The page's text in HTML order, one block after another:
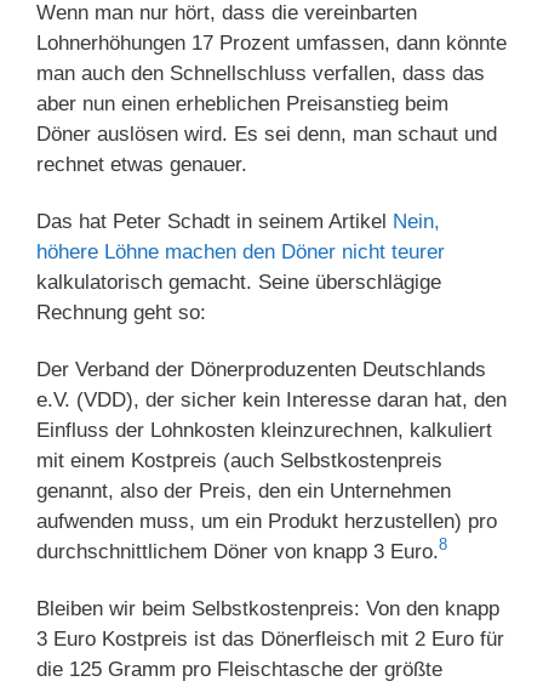
Wenn man nur hört, dass die vereinbarten
Lohnerhöhungen 17 Prozent umfassen, dann könnte
man auch den Schnellschluss verfallen, dass das
aber nun einen erheblichen Preisanstieg beim
Döner auslösen wird. Es sei denn, man schaut und
rechnet etwas genauer.
Das hat Peter Schadt in seinem Artikel Nein,
höhere Löhne machen den Döner nicht teurer
kalkulatorisch gemacht. Seine überschlägige
Rechnung geht so:
Der Verband der Dönerproduzenten Deutschlands
e.V. (VDD), der sicher kein Interesse daran hat, den
Einfluss der Lohnkosten kleinzurechnen, kalkuliert
mit einem Kostpreis (auch Selbstkostenpreis
genannt, also der Preis, den ein Unternehmen
aufwenden muss, um ein Produkt herzustellen) pro
durchschnittlichem Döner von knapp 3 Euro.8
Bleiben wir beim Selbstkostenpreis: Von den knapp
3 Euro Kostpreis ist das Dönerfleisch mit 2 Euro für
die 125 Gramm pro Fleischtasche der größte